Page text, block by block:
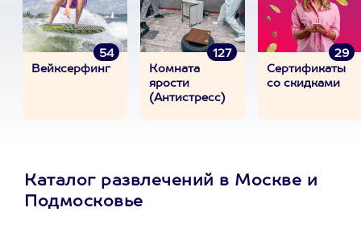
54
Вейксерфинг
127
Комната
ярости
(Антистресс)
29
Сертификаты
со скидками
Каталог развлечений в Москве и
Подмосковье